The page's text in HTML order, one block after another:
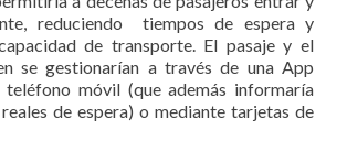
reduciendo tiempos de espera y
de transporte. El pasaje y el
se gestionarían a través de una App
teléfono móvil (que además informaría
de espera) o mediante tarjetas de